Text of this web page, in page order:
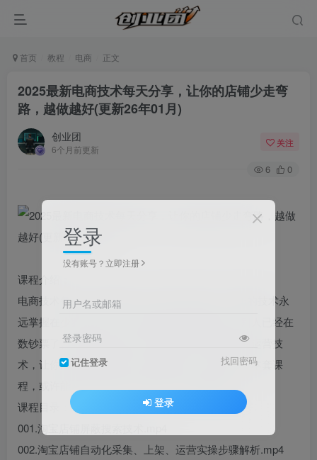
首页 教程 电商 正文
2025最新电商技术每天分享，让你的店铺少走弯
路，越做越好(更新26年01月)
创业团
6个月前更新
关注
6 0
课程介绍：
电商技术每天分享最新2021-2025专栏课程，最新的技术永
远掌握在少数人手里，当你还在找方法的时候，别人已经在
数钞票了。如果你也想学习市场上偏门黑科技电商运营技
术，让你的店铺少走弯路，越做越好，不如学习下本套课
程，或许能从中找到自己的灵感，避免被割韭菜。
课程目录：
001.淘宝店铺屏蔽搜索技术.mp4
002.淘宝店铺自动化采集、上架、运营实操步骤解析.mp4
登录
没有账号？立即注册
用户名或邮箱
登录密码
记住登录 找回密码
登录